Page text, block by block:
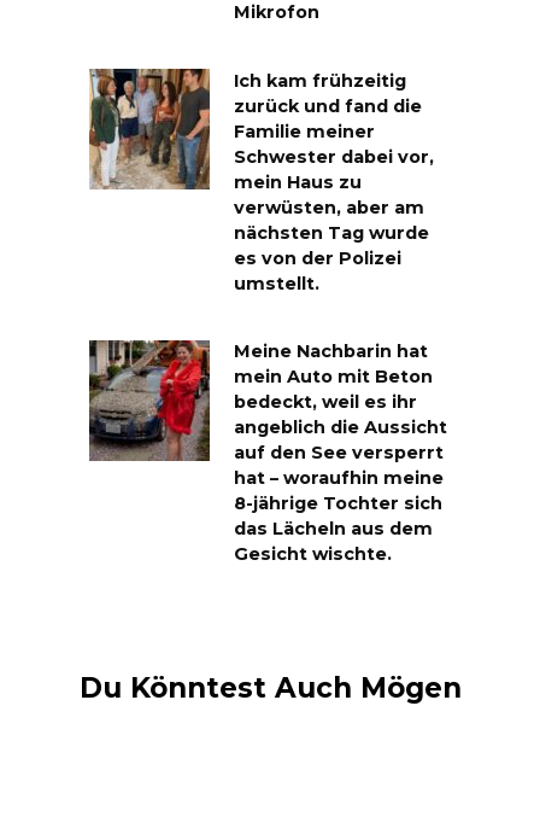
Mikrofon
Ich kam frühzeitig
zurück und fand die
Familie meiner
Schwester dabei vor,
mein Haus zu
verwüsten, aber am
nächsten Tag wurde
es von der Polizei
umstellt.
Meine Nachbarin hat
mein Auto mit Beton
bedeckt, weil es ihr
angeblich die Aussicht
auf den See versperrt
hat – woraufhin meine
8-jährige Tochter sich
das Lächeln aus dem
Gesicht wischte.
Du Könntest Auch Mögen